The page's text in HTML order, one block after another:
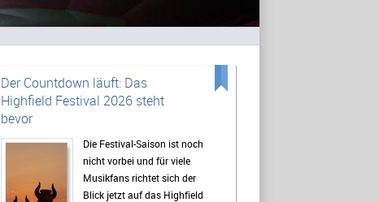
Der Countdown läuft: Das
Highfield Festival 2026 steht
bevor
Die Festival-Saison ist noch
nicht vorbei und für viele
Musikfans richtet sich der
Blick jetzt auf das Highfield